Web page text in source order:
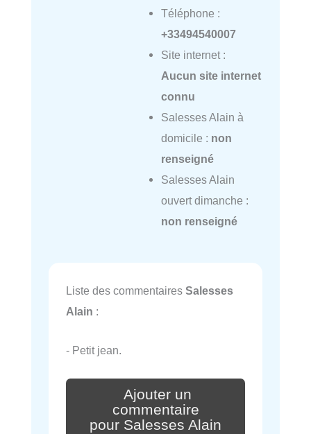
Téléphone :
+33494540007
Site internet :
Aucun site internet
connu
Salesses Alain à
domicile : non
renseigné
Salesses Alain
ouvert dimanche :
non renseigné
Liste des commentaires Salesses
Alain :
- Petit jean.
Ajouter un
commentaire
pour Salesses Alain